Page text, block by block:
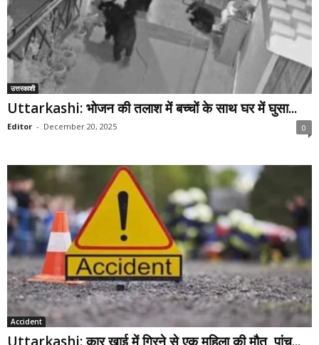
उत्तरकाशी
Uttarkashi: भोजन की तलाश में बच्चों के साथ घर में घुसा...
Editor - December 20, 2025 0
Accident